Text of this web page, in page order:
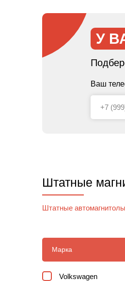
У
Ваш
Штатные
Штатные автомагнитолы
Марка
Volkswagen